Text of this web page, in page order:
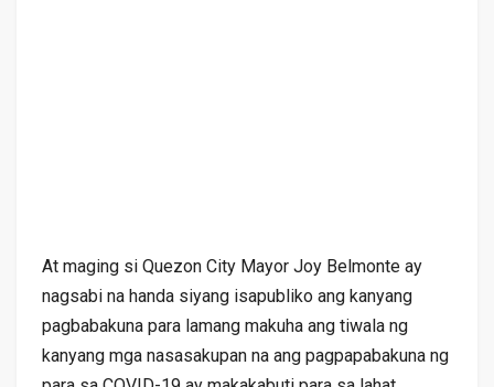
At maging si Quezon City Mayor Joy Belmonte ay
nagsabi na handa siyang isapubliko ang kanyang
pagbabakuna para lamang makuha ang tiwala ng
kanyang mga nasasakupan na ang pagpapabakuna ng